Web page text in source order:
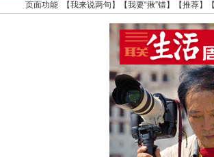
页面功能 【我来说两句 】【我要“揪”错】【推荐】